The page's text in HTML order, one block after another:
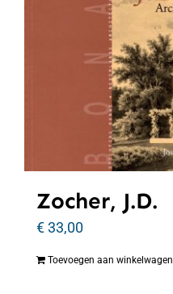
Zocher, J.D.
€33,00
Toevoegen aan winkelwagen